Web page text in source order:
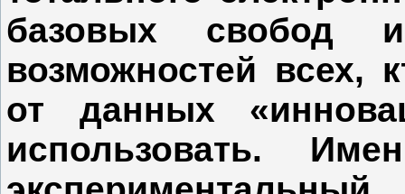
базовых свобод
возможностей всех,
от данных
использовать.